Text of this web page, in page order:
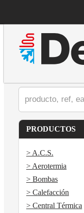
PRODUCTOS
> A.C.S.
> Aerotermia
> Bombas
> Calefacción
> Central Térmica